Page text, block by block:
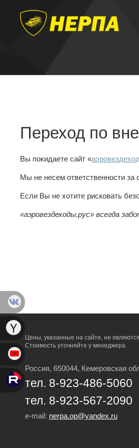
Переход по
Вы покидаете сайт «
Мы не несем ответственности
Если Вы не хотите рисковать
«аэровездеходы.рус» всегда
Цены, указанные на сайте, не
Стоимость уточняйте у менеджера.
Россия, 650044, Кемеровская
тел. 8-923-486-5060
тел. 8-923-567-2090
e-mail: nerpa.op@yandex.ru